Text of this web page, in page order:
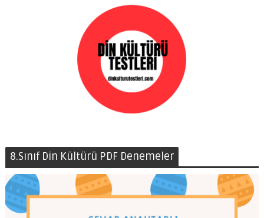
8.Sınıf Din Kültürü PDF Denemeler